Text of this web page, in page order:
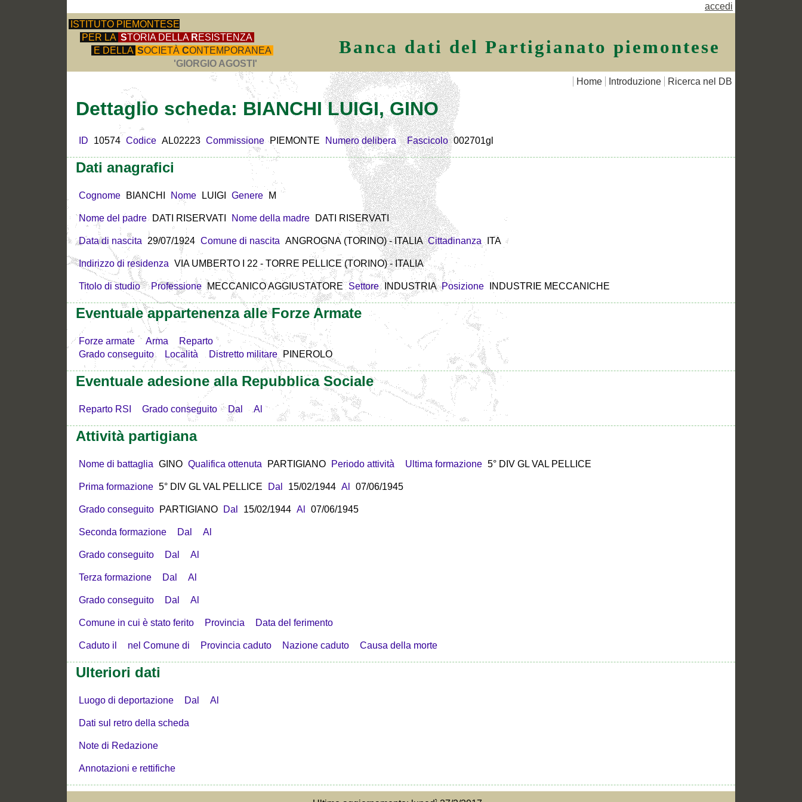
accedi
ISTITUTO PIEMONTESE
PER LA STORIA DELLA RESISTENZA
E DELLA SOCIETÀ CONTEMPORANEA
'GIORGIO AGOSTI'
Banca dati del Partigianato piemontese
Home Introduzione Ricerca nel DB
Dettaglio scheda: BIANCHI LUIGI, GINO
ID 10574 Codice AL02223 Commissione PIEMONTE Numero delibera Fascicolo 002701gl
Dati anagrafici
Cognome BIANCHI Nome LUIGI Genere M
Nome del padre DATI RISERVATI Nome della madre DATI RISERVATI
Data di nascita 29/07/1924 Comune di nascita ANGROGNA (TORINO) - ITALIA Cittadinanza ITA
Indirizzo di residenza VIA UMBERTO I 22 - TORRE PELLICE (TORINO) - ITALIA
Titolo di studio Professione MECCANICO AGGIUSTATORE Settore INDUSTRIA Posizione INDUSTRIE MECCANICHE
Eventuale appartenenza alle Forze Armate
Forze armate Arma
Reparto
Grado conseguito
Località Distretto militare PINEROLO
Eventuale adesione alla Repubblica Sociale
Reparto RSI Grado conseguito Dal Al
Attività partigiana
Nome di battaglia GINO Qualifica ottenuta PARTIGIANO Periodo attività Ultima formazione 5° DIV GL VAL PELLICE
Prima formazione 5° DIV GL VAL PELLICE Dal 15/02/1944 Al 07/06/1945
Grado conseguito PARTIGIANO Dal 15/02/1944 Al 07/06/1945
Seconda formazione Dal Al
Grado conseguito Dal Al
Terza formazione Dal Al
Grado conseguito Dal Al
Comune in cui è stato ferito Provincia Data del ferimento
Caduto il nel Comune di Provincia caduto Nazione caduto Causa della morte
Ulteriori dati
Luogo di deportazione Dal Al
Dati sul retro della scheda
Note di Redazione
Annotazioni e rettifiche